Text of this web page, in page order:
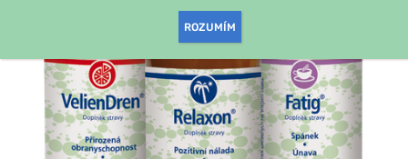
ROZUMÍM